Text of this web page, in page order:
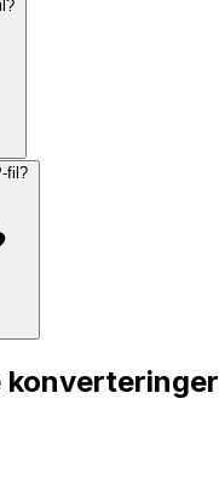
fil?
konverteringer